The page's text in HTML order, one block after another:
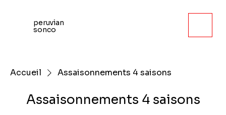
peruvian
sonco
Accueil Assaisonnements 4 saisons
Assaisonnements 4 saisons